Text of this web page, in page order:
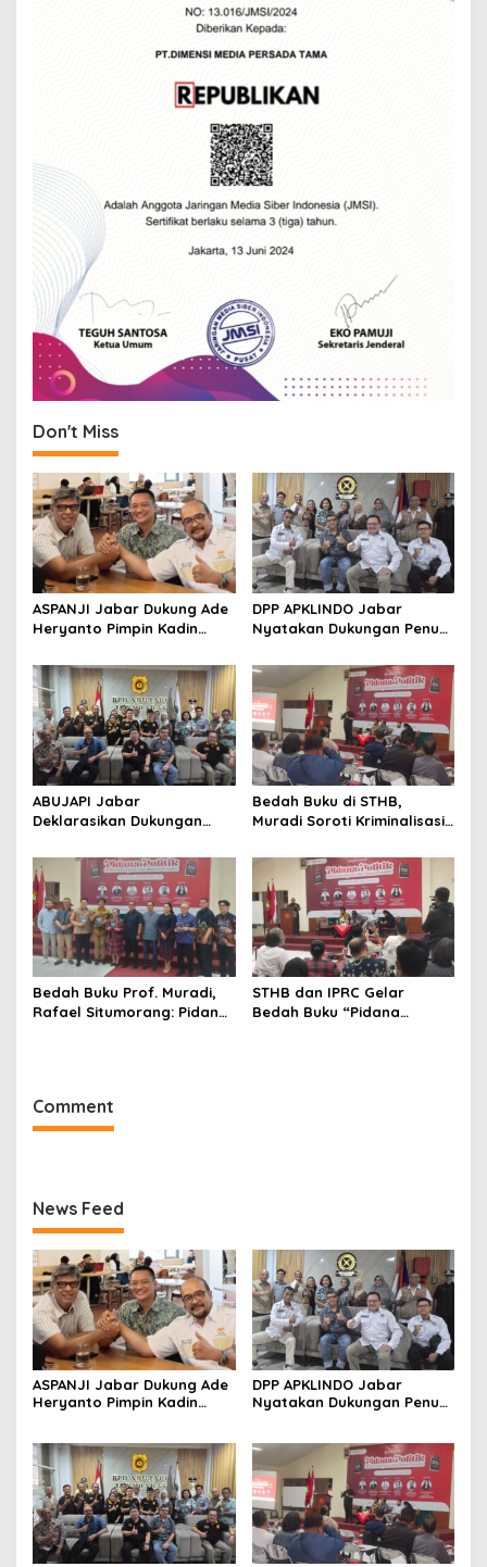
Don't Miss
ASPANJI Jabar Dukung Ade
Heryanto Pimpin Kadin
2026–2031
DPP APKLINDO Jabar
Nyatakan Dukungan Penuh
Muskot Kadin Kota
Bandung
ABUJAPI Jabar
Deklarasikan Dukungan
Muskot Kadin Kota
Bandung
Bedah Buku di STHB,
Muradi Soroti Kriminalisasi
Penegakan Hukum
Bedah Buku Prof. Muradi,
Rafael Situmorang: Pidana
STHB dan IPRC Gelar
Bedah Buku “Pidana
Comment
News Feed
ASPANJI Jabar Dukung Ade
Heryanto Pimpin Kadin
DPP APKLINDO Jabar
Nyatakan Dukungan Penuh
Bandung